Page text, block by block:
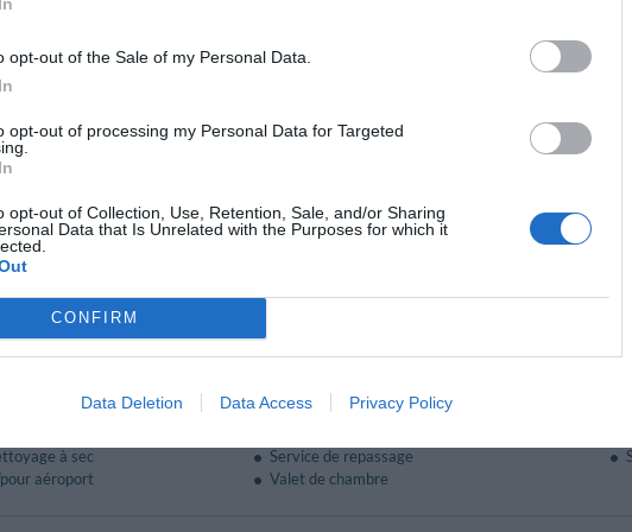
opt-out of the Sale of my Personal Data.
opt-out of processing my Personal Data for Targeted
opt-out of Collection, Use, Retention, Sale, and/or Sharing
Data that Is Unrelated with the Purposes for which it
CONFIRM
Data Deletion Data Access Privacy Policy
et Bar
continental est servi au buffet dans une magnifique salle avec vue sur la piscine.
leur déjeuner dans la salle de restaurant avec menu à la carte. Ils pourront
buffet ou un service à la carte “Grand carte”. Il est possible d'organiser des dîners aux
Cuisine typique locale
Pique-nique
à sec
Service de repassage
aéroport
Valet de chambre